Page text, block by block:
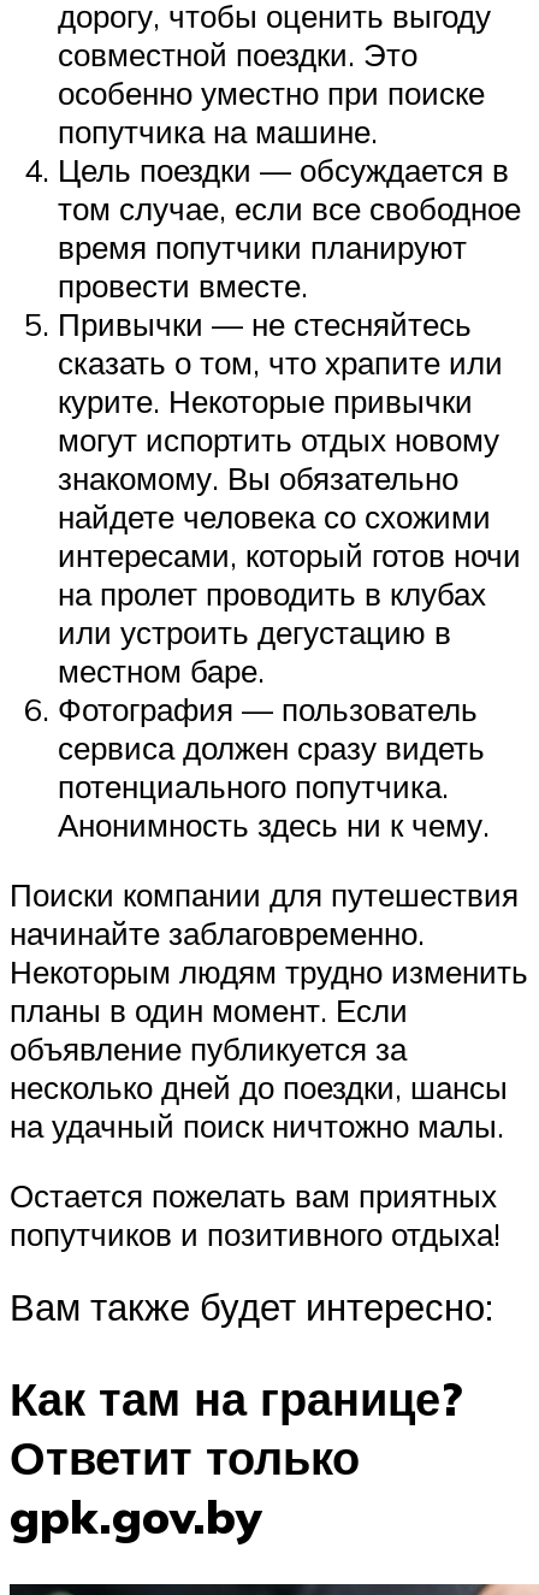
дорогу, чтобы оценить выгоду
совместной поездки. Это
особенно уместно при поиске
попутчика на машине.
Цель поездки — обсуждается в
том случае, если все свободное
время попутчики планируют
провести вместе.
Привычки — не стесняйтесь
сказать о том, что храпите или
курите. Некоторые привычки
могут испортить отдых новому
знакомому. Вы обязательно
найдете человека со схожими
интересами, который готов ночи
на пролет проводить в клубах
или устроить дегустацию в
местном баре.
Фотография — пользователь
сервиса должен сразу видеть
потенциального попутчика.
Анонимность здесь ни к чему.
Поиски компании для путешествия
начинайте заблаговременно.
Некоторым людям трудно изменить
планы в один момент. Если
объявление публикуется за
несколько дней до поездки, шансы
на удачный поиск ничтожно малы.
Остается пожелать вам приятных
попутчиков и позитивного отдыха!
Вам также будет интересно:
Как там на границе?
Ответит только
gpk.gov.by